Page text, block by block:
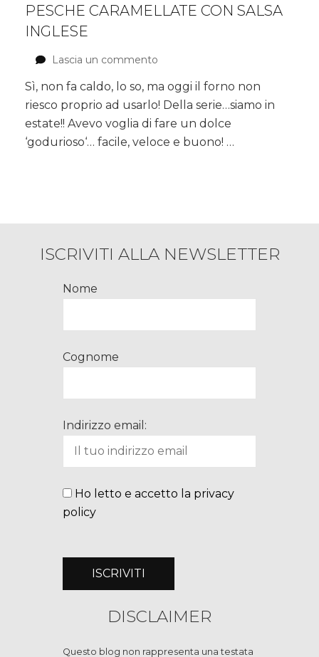
PESCHE CARAMELLATE CON SALSA
INGLESE
Lascia un commento
caramellate
con
salsa
inglese
Sì, non fa caldo, lo so, ma oggi il forno non
riesco proprio ad usarlo! Della serie…siamo in
estate!! Avevo voglia di fare un dolce
‘godurioso‘… facile, veloce e buono! …
ISCRIVITI ALLA NEWSLETTER
Nome
Cognome
Indirizzo email:
Ho letto e accetto la privacy
policy
DISCLAIMER
Questo blog non rappresenta una testata